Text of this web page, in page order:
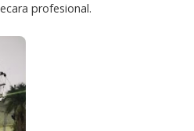
profesional.